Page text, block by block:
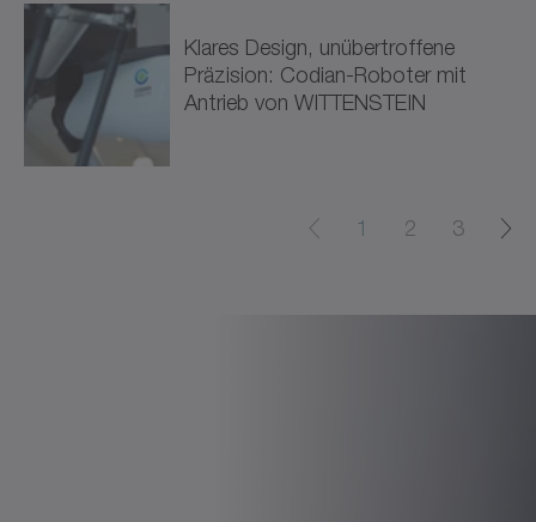
Klares Design, unübertroffene
Präzision: Codian-Roboter mit
Antrieb von WITTENSTEIN
1 2 3